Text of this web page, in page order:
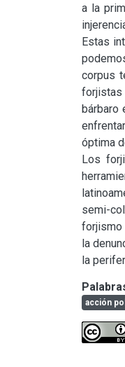
a la
Estas
corpus
forjistas
bárbaro
óptima
Los
semi-
forjismo
la
la
acción